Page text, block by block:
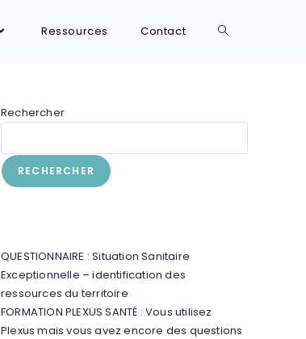
Ressources Contact
Rechercher
RECHERCHER
QUESTIONNAIRE : Situation Sanitaire
Exceptionnelle – identification des
ressources du territoire
FORMATION PLEXUS SANTÉ : Vous utilisez
Plexus mais vous avez encore des questions